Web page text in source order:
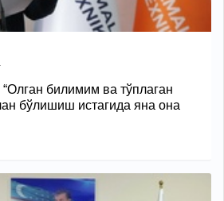
билимим ва тўплаган
бўлишиш истагида яна она